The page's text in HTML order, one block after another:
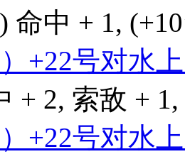
命中 + 1,
+22号对水
+ 2, 索敌 +
+22号对水